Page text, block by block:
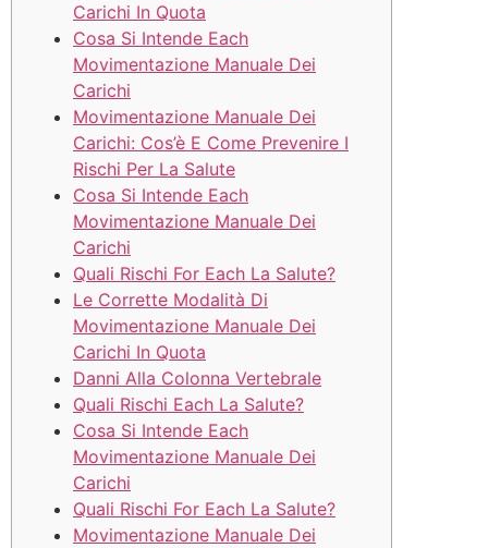
Carichi In Quota
Cosa Si Intende Each
Movimentazione Manuale Dei
Carichi
Movimentazione Manuale Dei
Carichi: Cos’è E Come Prevenire I
Rischi Per La Salute
Cosa Si Intende Each
Movimentazione Manuale Dei
Carichi
Quali Rischi For Each La Salute?
Le Corrette Modalità Di
Movimentazione Manuale Dei
Carichi In Quota
Danni Alla Colonna Vertebrale
Quali Rischi Each La Salute?
Cosa Si Intende Each
Movimentazione Manuale Dei
Carichi
Quali Rischi For Each La Salute?
Movimentazione Manuale Dei